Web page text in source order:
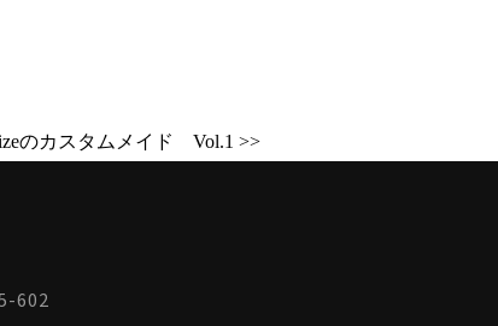
のカスタムメイド Vol.1 >>
602